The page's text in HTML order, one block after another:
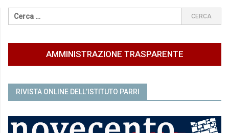
AMMINISTRAZIONE TRASPARENTE
RIVISTA ONLINE DELL’ISTITUTO PARRI